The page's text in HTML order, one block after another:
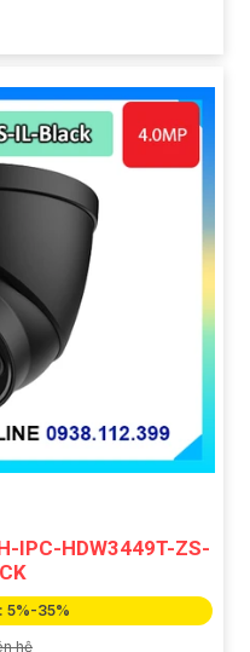
IPC-HDW3449T-ZS-
5%-35%
hệ